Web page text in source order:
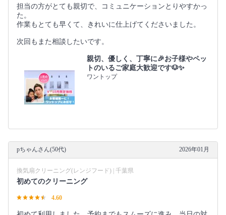
担当の方がとても親切で、コミュニケーションとりやすかっ
た。
作業もとても早くて、きれいに仕上げてくださいました。
次回もまた相談したいです。
親切、優しく、丁寧に🎉お子様やペッ
トのいるご家庭大歓迎です🐶✨
ワントップ
pちゃんさん(50代) 2026年01月
換気扇クリーニング(レンジフード) | 千葉県
初めてのクリーニング
4.60